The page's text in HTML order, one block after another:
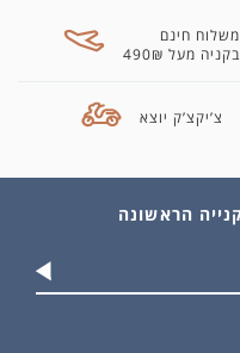
משלוח חינם
בקניה מעל 490₪
צ’יקצ’ק יוצא